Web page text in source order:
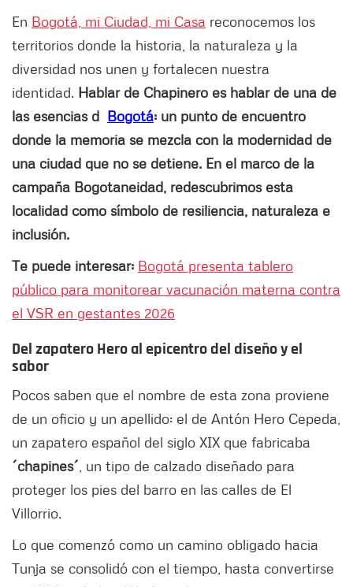
En Bogotá, mi Ciudad, mi Casa reconocemos los
territorios donde la historia, la naturaleza y la
diversidad nos unen y fortalecen nuestra
identidad. Hablar de Chapinero es hablar de una de
las esencias d Bogotá: un punto de encuentro
donde la memoria se mezcla con la modernidad de
una ciudad que no se detiene. En el marco de la
campaña Bogotaneidad, redescubrimos esta
localidad como símbolo de resiliencia, naturaleza e
inclusión.
Te puede interesar: Bogotá presenta tablero
público para monitorear vacunación materna contra
el VSR en gestantes 2026
Del zapatero Hero al epicentro del diseño y el
sabor
Pocos saben que el nombre de esta zona proviene
de un oficio y un apellido: el de Antón Hero Cepeda,
un zapatero español del siglo XIX que fabricaba
´chapines´ , un tipo de calzado diseñado para
proteger los pies del barro en las calles de El
Villorrio.
Lo que comenzó como un camino obligado hacia
Tunja se consolidó con el tiempo, hasta convertirse